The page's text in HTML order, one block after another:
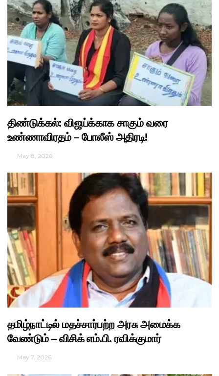
திண்டுக்கல்: விஜய்க்காக சாகும் வரை
உண்ணாவிரதம் – போலீஸ் அதிரடி!
May 8, 2026
தமிழ்நாட்டில் மதச்சார்பற்ற அரசு அமைக்க
வேண்டும் – விசிக் எம்.பி. ரவிக்குமார்
May 7, 2026